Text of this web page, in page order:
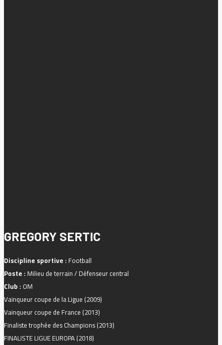
GREGORY SERTIC
Discipline sportive : Football
Poste : Milieu de terrain / Défenseur central
Club : OM
Vainqueur coupe de la Ligue (2009)
Vainqueur coupe de France (2013)
Finaliste trophée des Champions (2013)
FINALISTE LIGUE EUROPA (2018)